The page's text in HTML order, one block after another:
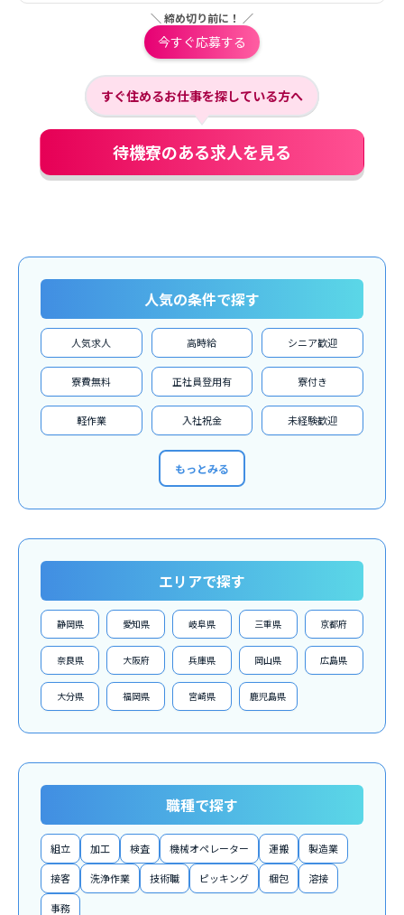
＼ 締め切り前に！ ／
今すぐ応募する
すぐ住めるお仕事を探している方へ
待機寮のある求人を見る
人気の条件で探す
人気求人 高時給 シニア歓迎
寮費無料 正社員登用有 寮付き
軽作業 入社祝金 未経験歓迎
もっとみる
エリアで探す
静岡県 愛知県 岐阜県 三重県 京都府
奈良県 大阪府 兵庫県 岡山県 広島県
大分県 福岡県 宮崎県 鹿児島県
職種で探す
組立 加工 検査 機械オペレーター 運搬 製造業
接客 洗浄作業 技術職 ピッキング 梱包 溶接
事務